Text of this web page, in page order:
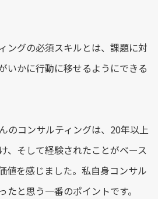
ングの必須スキルとは、課題に対
いかに行動に移せるようにできる
のコンサルティングは、20年以上
、そして経験されたことがベース
値を感じました。私自身コンサル
たと思う一番のポイントです。